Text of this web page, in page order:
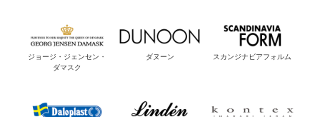
ジョージ・ジェンセン・
ダマスク
ダヌーン スカンジナビアフォルム